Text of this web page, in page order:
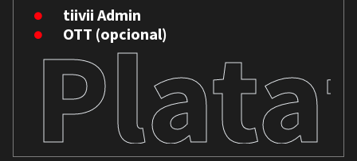
tiivii Admin
OTT (opcional)